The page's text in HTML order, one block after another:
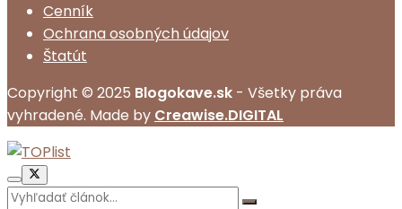
Cenník
Ochrana osobných údajov
Štatút
Copyright © 2025 Blogokave.sk - Všetky práva
vyhradené. Made by Creawise.DIGITAL